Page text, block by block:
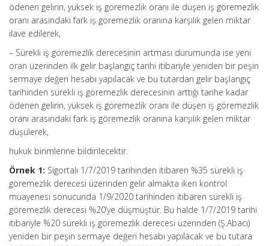
ödenen gelirin, yüksek iş göremezlik oranı ile düşen iş göremezlik
oranı arasındaki fark iş göremezlik oranına karşılık gelen miktar
ilave edilerek,
– Sürekli iş göremezlik derecesinin artması durumunda ise yeni
oran üzerinden ilk gelir başlangıç tarihi itibariyle yeniden bir peşin
sermaye değeri hesabı yapılacak ve bu tutardan gelir başlangıç
tarihinden sürekli iş göremezlik derecesinin arttığı tarihe kadar
ödenen gelirin, yüksek iş göremezlik oranı ile düşen iş göremezlik
oranı arasındaki fark iş göremezlik oranına karşılık gelen miktar
düşülerek,
hukuk birimlerine bildirilecektir.
Örnek 1: Sigortalı 1/7/2019 tarihinden itibaren %35 sürekli iş
göremezlik derecesi üzerinden gelir almakta iken kontrol
muayenesi sonucunda 1/9/2020 tarihinden itibaren sürekli iş
göremezlik derecesi %20’ye düşmüştür. Bu halde 1/7/2019 tarihi
itibariyle %20 sürekli iş göremezlik derecesi üzerinden (Ş.Abacı)
yeniden bir peşin sermaye değeri hesabı yapılacak ve bu tutara